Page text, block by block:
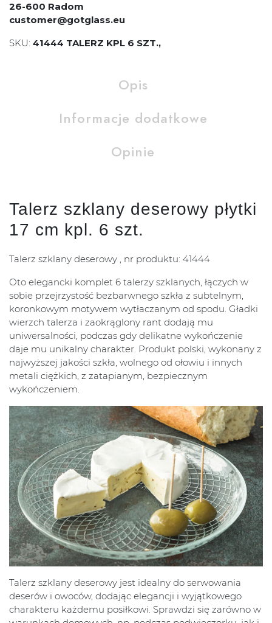
26-600 Radom
customer@gotglass.eu
SKU: 41444 TALERZ KPL 6 SZT.,
Opis
Informacje dodatkowe
Opinie
Talerz szklany deserowy płytki
17 cm kpl. 6 szt.
Talerz szklany deserowy , nr produktu: 41444
Oto elegancki komplet 6 talerzy szklanych, łączych w
sobie przejrzystość bezbarwnego szkła z subtelnym,
koronkowym motywem wytłaczanym od spodu. Gładki
wierzch talerza i zaokrąglony rant dodają mu
uniwersalności, podczas gdy delikatne wykończenie
daje mu unikalny charakter. Produkt polski, wykonany z
najwyższej jakości szkła, wolnego od ołowiu i innych
metali ciężkich, z zatapianym, bezpiecznym
wykończeniem.
Talerz szklany deserowy jest idealny do serwowania
deserów i owoców, dodając elegancji i wyjątkowego
charakteru każdemu posiłkowi. Sprawdzi się zarówno w